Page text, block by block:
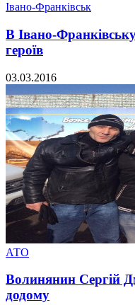
Івано-Франківськ
В Івано-
героїв
03.03.2016
АТО
Волинянин Сергій
додому